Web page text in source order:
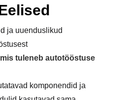
ja uuenduslikud
tuleneb autotööstuse
komponendid ja